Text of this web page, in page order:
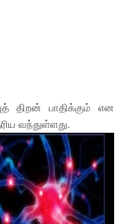
திறன் பாதிக்கும் என
வந்துள்ளது.